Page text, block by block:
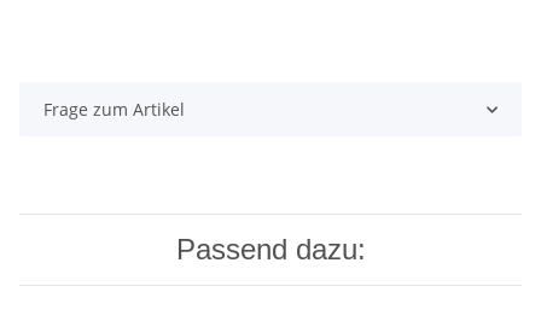
Frage zum Artikel
Passend dazu: